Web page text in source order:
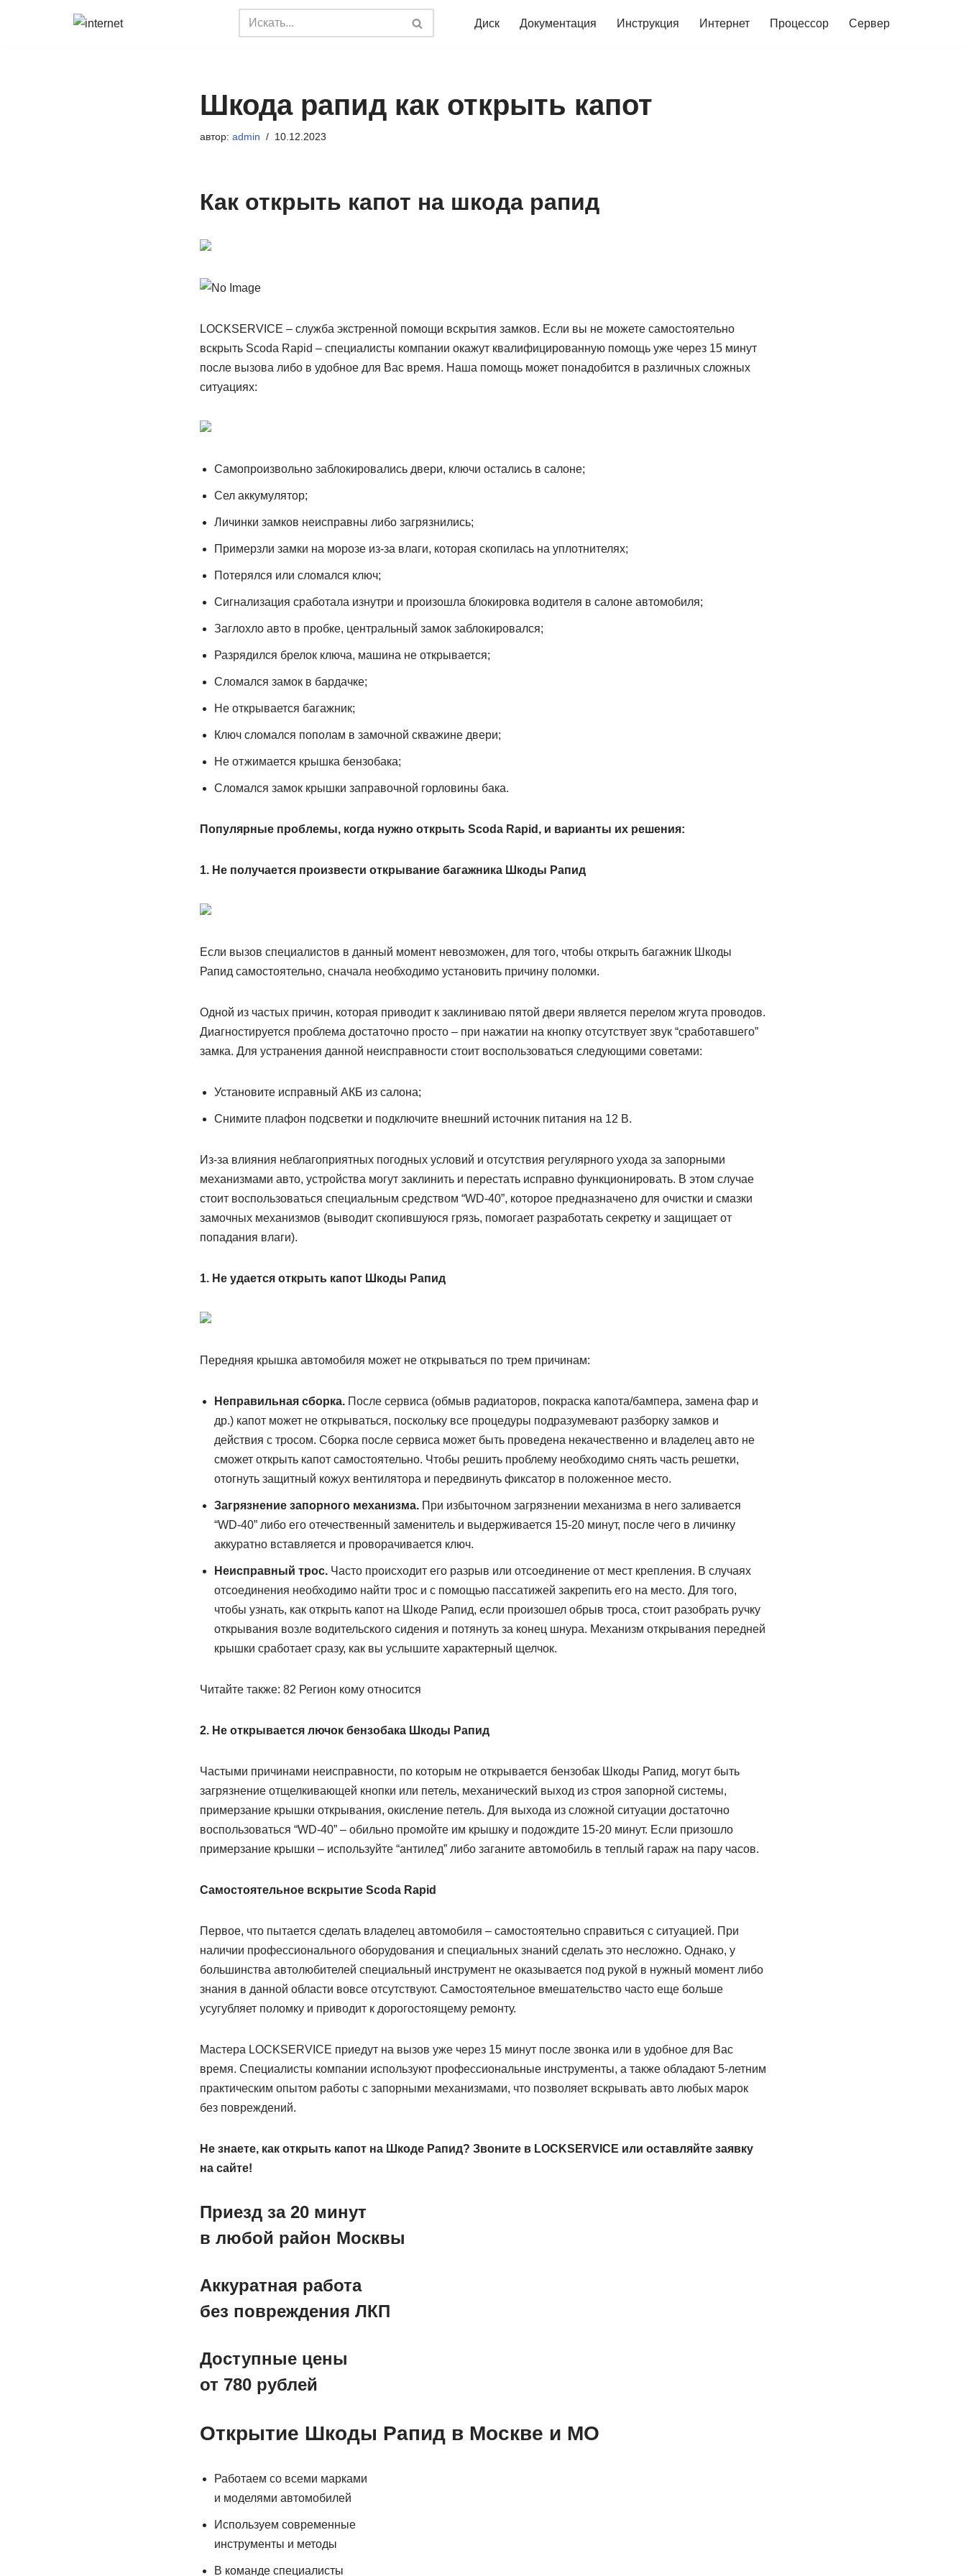
Диск Документация Инструкция Интернет Процессор Сервер
Шкода рапид как открыть капот
автор: admin 10.12.2023
Как открыть капот на шкода рапид
LOCKSERVICE – служба экстренной помощи вскрытия замков. Если вы не можете самостоятельно
вскрыть Scoda Rapid – специалисты компании окажут квалифицированную помощь уже через 15 минут
после вызова либо в удобное для Вас время. Наша помощь может понадобится в различных сложных
ситуациях:
Самопроизвольно заблокировались двери, ключи остались в салоне;
Сел аккумулятор;
Личинки замков неисправны либо загрязнились;
Примерзли замки на морозе из-за влаги, которая скопилась на уплотнителях;
Потерялся или сломался ключ;
Сигнализация сработала изнутри и произошла блокировка водителя в салоне автомобиля;
Заглохло авто в пробке, центральный замок заблокировался;
Разрядился брелок ключа, машина не открывается;
Сломался замок в бардачке;
Не открывается багажник;
Ключ сломался пополам в замочной скважине двери;
Не отжимается крышка бензобака;
Сломался замок крышки заправочной горловины бака.
Популярные проблемы, когда нужно открыть Scoda Rapid, и варианты их решения:
1. Не получается произвести открывание багажника Шкоды Рапид
Если вызов специалистов в данный момент невозможен, для того, чтобы открыть багажник Шкоды
Рапид самостоятельно, сначала необходимо установить причину поломки.
Одной из частых причин, которая приводит к заклиниваю пятой двери является перелом жгута проводов.
Диагностируется проблема достаточно просто – при нажатии на кнопку отсутствует звук “сработавшего”
замка. Для устранения данной неисправности стоит воспользоваться следующими советами:
Установите исправный АКБ из салона;
Cнимите плафон подсветки и подключите внешний источник питания на 12 В.
Из-за влияния неблагоприятных погодных условий и отсутствия регулярного ухода за запорными
механизмами авто, устройства могут заклинить и перестать исправно функционировать. В этом случае
стоит воспользоваться специальным средством “WD-40”, которое предназначено для очистки и смазки
замочных механизмов (выводит скопившуюся грязь, помогает разработать секретку и защищает от
попадания влаги).
1. Не удается открыть капот Шкоды Рапид
Передняя крышка автомобиля может не открываться по трем причинам:
Неправильная сборка.После сервиса (обмыв радиаторов, покраска капота/бампера, замена фар и
др.) капот может не открываться, поскольку все процедуры подразумевают разборку замков и
действия с тросом. Сборка после сервиса может быть проведена некачественно и владелец авто не
сможет открыть капот самостоятельно. Чтобы решить проблему необходимо снять часть решетки,
отогнуть защитный кожух вентилятора и передвинуть фиксатор в положенное место.
Загрязнение запорного механизма.При избыточном загрязнении механизма в него заливается
“WD-40” либо его отечественный заменитель и выдерживается 15-20 минут, после чего в личинку
аккуратно вставляется и проворачивается ключ.
Неисправный трос.Часто происходит его разрыв или отсоединение от мест крепления. В случаях
отсоединения необходимо найти трос и с помощью пассатижей закрепить его на место. Для того,
чтобы узнать, как открыть капот на Шкоде Рапид, если произошел обрыв троса, стоит разобрать ручку
открывания возле водительского сидения и потянуть за конец шнура. Механизм открывания передней
крышки сработает сразу, как вы услышите характерный щелчок.
Читайте также: 82 Регион кому относится
2. Не открывается лючок бензобака Шкоды Рапид
Частыми причинами неисправности, по которым не открывается бензобак Шкоды Рапид, могут быть
загрязнение отщелкивающей кнопки или петель, механический выход из строя запорной системы,
примерзание крышки открывания, окисление петель. Для выхода из сложной ситуации достаточно
воспользоваться “WD-40” – обильно промойте им крышку и подождите 15-20 минут. Если призошло
примерзание крышки – используйте “антилед” либо заганите автомобиль в теплый гараж на пару часов.
Самостоятельное вскрытие Scoda Rapid
Первое, что пытается сделать владелец автомобиля – самостоятельно справиться с ситуацией. При
наличии профессионального оборудования и специальных знаний сделать это несложно. Однако, у
большинства автолюбителей специальный инструмент не оказывается под рукой в нужный момент либо
знания в данной области вовсе отсутствуют. Самостоятельное вмешательство часто еще больше
усугубляет поломку и приводит к дорогостоящему ремонту.
Мастера LOCKSERVICE приедут на вызов уже через 15 минут после звонка или в удобное для Вас
время. Специалисты компании используют профессиональные инструменты, а также обладают 5-летним
практическим опытом работы с запорными механизмами, что позволяет вскрывать авто любых марок
без повреждений.
Не знаете, как открыть капот на Шкоде Рапид? Звоните в LOCKSERVICE или оставляйте заявку
на сайте!
Приезд за 20 минут
в любой район Москвы
Аккуратная работа
без повреждения ЛКП
Доступные цены
от 780 рублей
Открытие Шкоды Рапид в Москве и МО
Работаем со всеми марками
и моделями автомобилей
Используем современные
инструменты и методы
В команде специалисты